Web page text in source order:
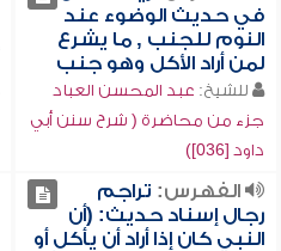
في حديث الوضوء عند
النوم للجنب , ما يشرع
لمن أراد الأكل وهو جنب
للشيخ: عبد المحسن العباد
جزء من محاضرة ( شرح سنن أبي
داود [036])
الفهرس: تراجم
رجال إسناد حديث: (أن
النبي كان إذا أراد أن يأكل أو